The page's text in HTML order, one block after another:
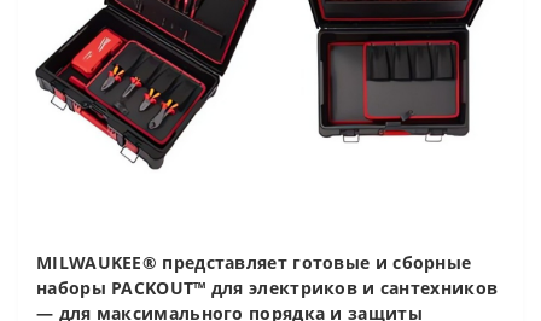
MILWAUKEE® представляет готовые и сборные
наборы PACKOUT™ для электриков и сантехников
— для максимального порядка и защиты